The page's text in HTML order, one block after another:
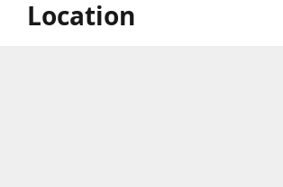
Location